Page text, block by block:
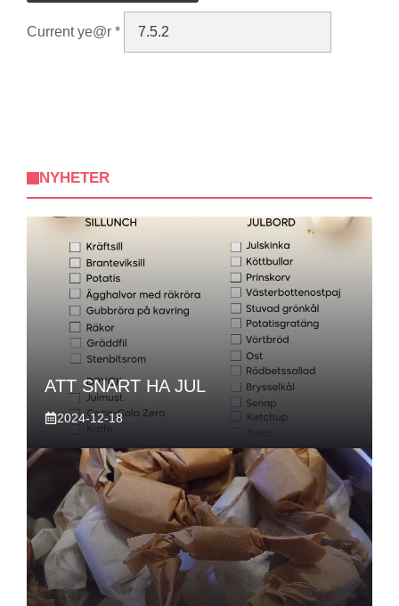
Current ye@r *
NYHETER
ATT SNART HA JUL
2024-12-18